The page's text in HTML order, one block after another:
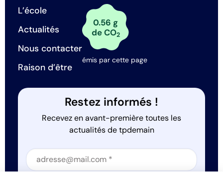
L’école
Actualités
Nous contacter
Raison d’être
0.56 g
de CO2
émis par cette page
Restez informés !
Recevez en avant-première toutes les
actualités de tpdemain
Section